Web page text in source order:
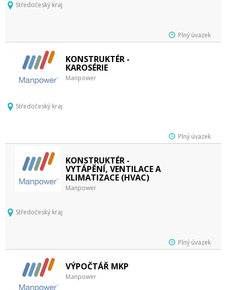
Středočeský kraj
Plný úvazek
KONSTRUKTÉR -
KAROSÉRIE
Manpower
Středočeský kraj
Plný úvazek
KONSTRUKTÉR -
VYTÁPĚNÍ, VENTILACE A
KLIMATIZACE (HVAC)
Manpower
Středočeský kraj
Plný úvazek
VÝPOČTÁŘ MKP
Manpower